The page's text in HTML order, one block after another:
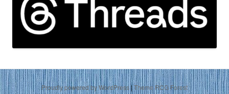
Proudly powered by WordPress|Theme RCG Forest